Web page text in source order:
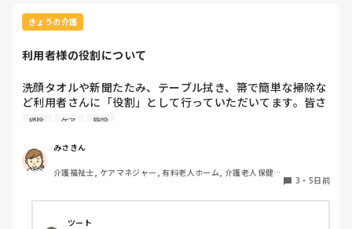
いただきたいです。
ルルールの考え方も否定はできませんが、実際、厚労省の調査
研究でも、施設ごとに事故・ヒヤリハットの整理や様式を独自
正しくないとも思いますが、ヒヤリハット位簡素化はできるで
きょうの介護
利用者様の役割について
洗顔タオルや新聞たたみ、テーブル拭き、箒で簡単な掃除な
ど利用者さんに「役割」として行っていただいてます。皆さ
んの施設では他にどんな役割がありますか？たまに時間を持
ります。今検討しているのは、食器洗いやスタッフと一緒に
行くゴミ出しなどです。
掃除 ケア 施設
みさきん
介護福祉士, ケアマネジャー, 有料老人ホーム, 介護老人保健施
3 ・ 5日前
ツート